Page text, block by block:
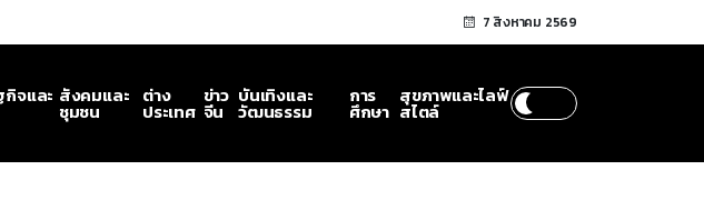
7 สิงหาคม 2569
กิจและ สังคมและ
ชุมชน
ต่าง
ประเทศ
ข่าว
จีน
บันเทิงและ
วัฒนธรรม
การ
ศึกษา
สุขภาพและไลฟ์
สไตล์